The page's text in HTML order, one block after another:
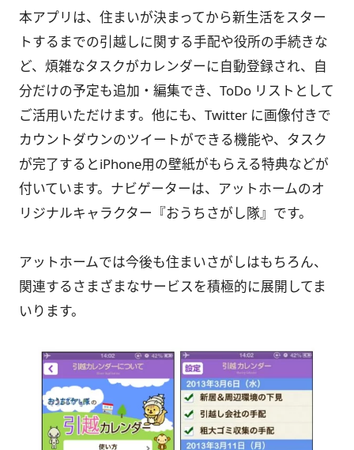
本アプリは、住まいが決まってから新生活をスター
トするまでの引越しに関する手配や役所の手続きな
ど、煩雑なタスクがカレンダーに自動登録され、自
分だけの予定も追加・編集でき、ToDo リストとして
ご活用いただけます。他にも、Twitter に画像付きで
カウントダウンのツイートができる機能や、タスク
が完了するとiPhone用の壁紙がもらえる特典などが
付いています。ナビゲーターは、アットホームのオ
リジナルキャラクター『おうちさがし隊』です。
アットホームでは今後も住まいさがしはもちろん、
関連するさまざまなサービスを積極的に展開してま
いります。